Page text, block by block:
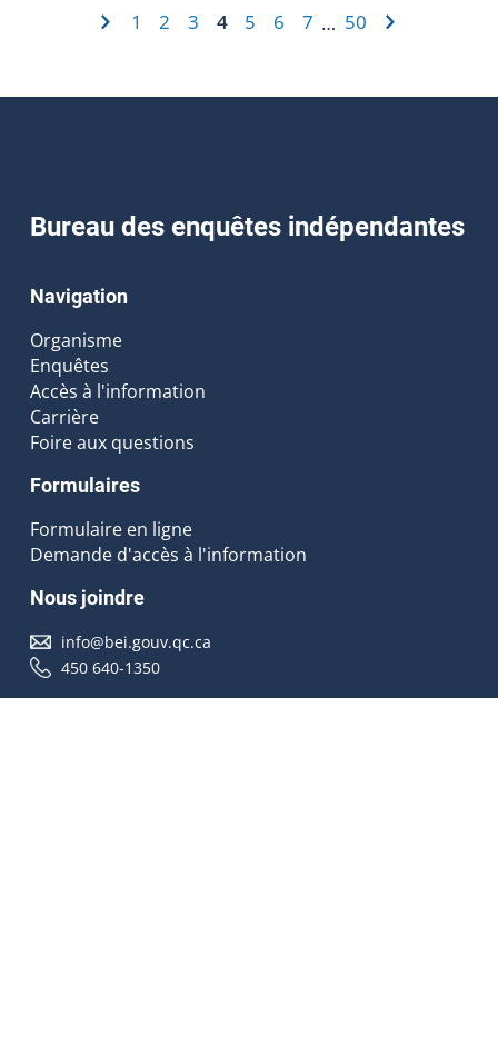
1 2 3 4 5 6 7 … 50
Bureau des enquêtes indépendantes
Navigation
Organisme
Enquêtes
Accès à l'information
Carrière
Foire aux questions
Formulaires
Formulaire en ligne
Demande d'accès à l'information
Nous joindre
info@bei.gouv.qc.ca
450 640-1350